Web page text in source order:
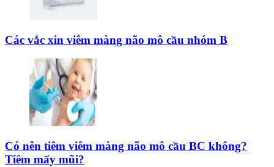
Các vắc xin viêm màng não mô cầu nhóm B
Có nên tiêm viêm màng não mô cầu BC không?
Tiêm mấy mũi?